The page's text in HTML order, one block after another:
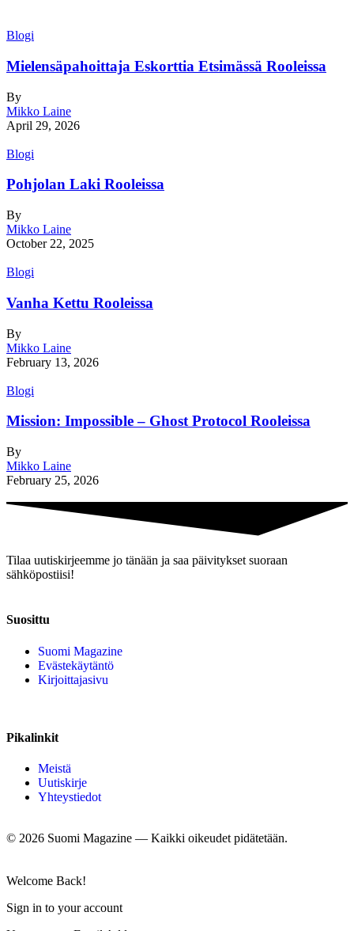
Blogi
Mielensäpahoittaja Eskorttia Etsimässä Rooleissa
By
Mikko Laine
April 29, 2026
Blogi
Pohjolan Laki Rooleissa
By
Mikko Laine
October 22, 2025
Blogi
Vanha Kettu Rooleissa
By
Mikko Laine
February 13, 2026
Blogi
Mission: Impossible – Ghost Protocol Rooleissa
By
Mikko Laine
February 25, 2026
Tilaa uutiskirjeemme jo tänään ja saa päivitykset suoraan
sähköpostiisi!
Suosittu
Suomi Magazine
Evästekäytäntö
Kirjoittajasivu
Pikalinkit
Meistä
Uutiskirje
Yhteystiedot
© 2026 Suomi Magazine — Kaikki oikeudet pidätetään.
Welcome Back!
Sign in to your account